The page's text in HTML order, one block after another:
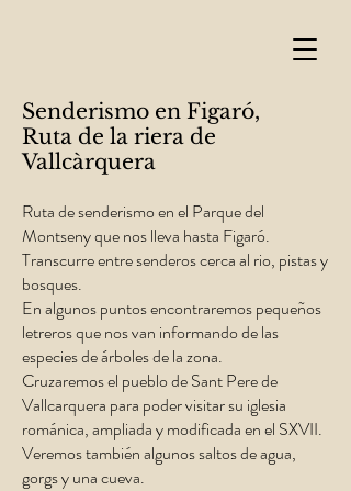
Senderismo en Figaró,
Ruta de la riera de
Vallcàrquera
Ruta de senderismo en el Parque del
Montseny que nos lleva hasta Figaró.
Transcurre entre senderos cerca al rio, pistas y
bosques.
En algunos puntos encontraremos pequeños
letreros que nos van informando de las
especies de árboles de la zona.
Cruzaremos el pueblo de Sant Pere de
Vallcarquera para poder visitar su iglesia
románica, ampliada y modificada en el SXVII.
Veremos también algunos saltos de agua,
gorgs y una cueva.